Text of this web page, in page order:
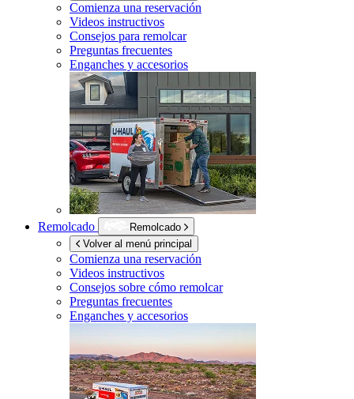
Comienza una reservación
Videos instructivos
Consejos para remolcar
Preguntas frecuentes
Enganches y accesorios
Remolcado
Remolcado
Volver al menú principal
Comienza una reservación
Videos instructivos
Consejos sobre cómo remolcar
Preguntas frecuentes
Enganches y accesorios